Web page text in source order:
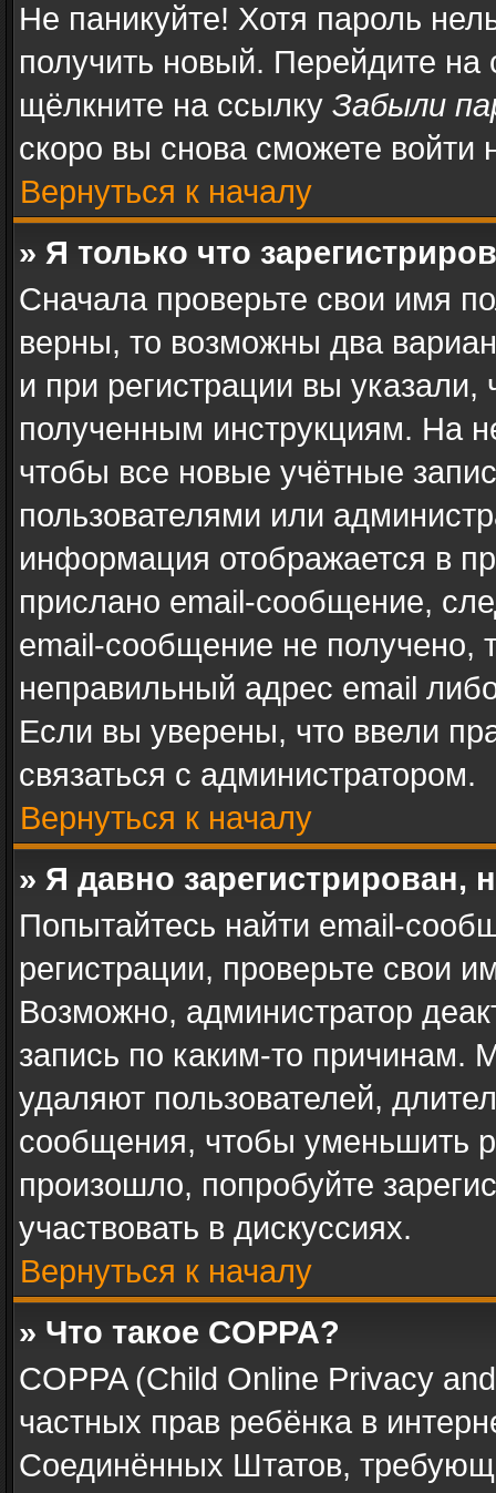
Не паникуйте! Хотя пароль
получить новый. Перейдите
щёлкните на ссылку Забыли
скоро вы снова сможете
Вернуться к началу
» Я только что
Сначала проверьте свои имя
верны, то возможны два
и при регистрации вы
полученным инструкциям. На
чтобы все новые учётные
пользователями или
информация отображается в
прислано email-сообщение,
email-сообщение не получено,
неправильный адрес email
Если вы уверены, что ввели
связаться с администратором.
Вернуться к началу
» Я давно зарегистрирован,
Попытайтесь найти email-
регистрации, проверьте свои
Возможно, администратор
запись по каким-то причинам.
удаляют пользователей,
сообщения, чтобы уменьшить
произошло, попробуйте
участвовать в дискуссиях.
Вернуться к началу
» Что такое COPPA?
COPPA (Child Online Privacy
частных прав ребёнка в
Соединённых Штатов,